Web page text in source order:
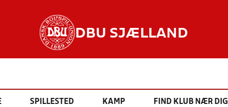
DBU SJÆLLAND
SPILLESTED KAMP FIND KLUB NÆR DIG